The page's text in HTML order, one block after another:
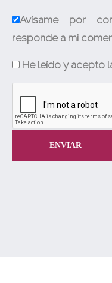
Avísame por
responde a mi
He leído y acepto